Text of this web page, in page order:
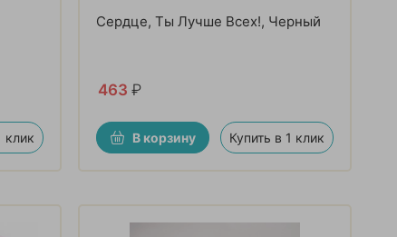
клик
Сердце, Ты Лучше Всех!, Черный
463 ₽
В корзину Купить в 1 клик